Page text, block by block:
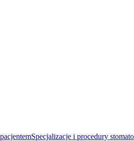
Specjalizacje i procedury